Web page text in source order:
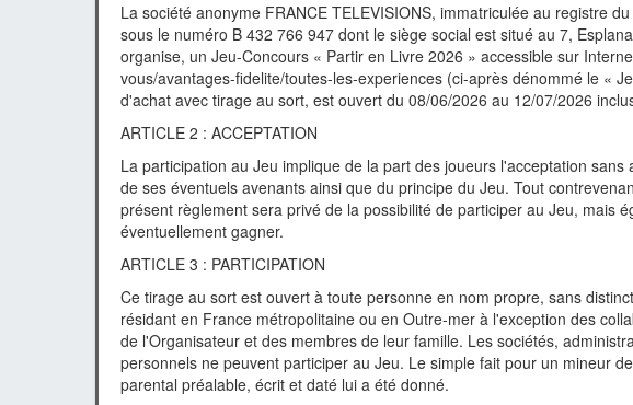
La société anonyme FRANCE TELEVISIONS, immatriculée au registre
sous le numéro B 432 766 947 dont le siège social est situé au 7,
organise, un Jeu-Concours « Partir en Livre 2026 » accessible sur
vous/avantages-fidelite/toutes-les-experiences (ci-après dénommé le «
d'achat avec tirage au sort, est ouvert du 08/06/2026 au 12/07/2026
ARTICLE 2 : ACCEPTATION
La participation au Jeu implique de la part des joueurs l'acceptation
de ses éventuels avenants ainsi que du principe du Jeu. Tout
présent règlement sera privé de la possibilité de participer au Jeu, mais
éventuellement gagner.
ARTICLE 3 : PARTICIPATION
Ce tirage au sort est ouvert à toute personne en nom propre, sans
résidant en France métropolitaine ou en Outre-mer à l'exception des
de l'Organisateur et des membres de leur famille. Les sociétés,
personnels ne peuvent participer au Jeu. Le simple fait pour un mineur
parental préalable, écrit et daté lui a été donné.